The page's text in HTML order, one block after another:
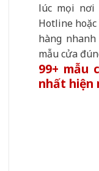
lúc mọi nơi
Hotline
hàng
mẫu cửa
99+ mẫu
nhất hiện